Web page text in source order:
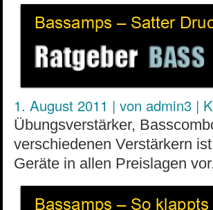
1. August 2011 | von admin3 |
Übungsverstärker,
verschiedenen Verstärkern
Geräte in allen Preislagen vor.